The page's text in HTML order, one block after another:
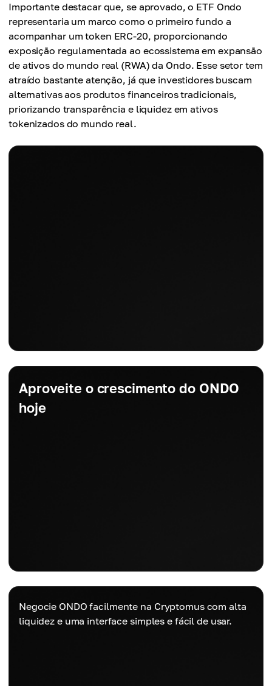
Importante destacar que, se aprovado, o ETF Ondo
representaria um marco como o primeiro fundo a
acompanhar um token ERC-20, proporcionando
exposição regulamentada ao ecossistema em expansão
de ativos do mundo real (RWA) da Ondo. Esse setor tem
atraído bastante atenção, já que investidores buscam
alternativas aos produtos financeiros tradicionais,
priorizando transparência e liquidez em ativos
tokenizados do mundo real.
Aproveite o crescimento do ONDO
hoje
Negocie ONDO facilmente na Cryptomus com alta
liquidez e uma interface simples e fácil de usar.